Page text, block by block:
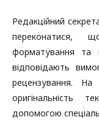
Редакційний
переконатися,
форматування та
відповідають
рецензування. На
оригінальність
допомогою